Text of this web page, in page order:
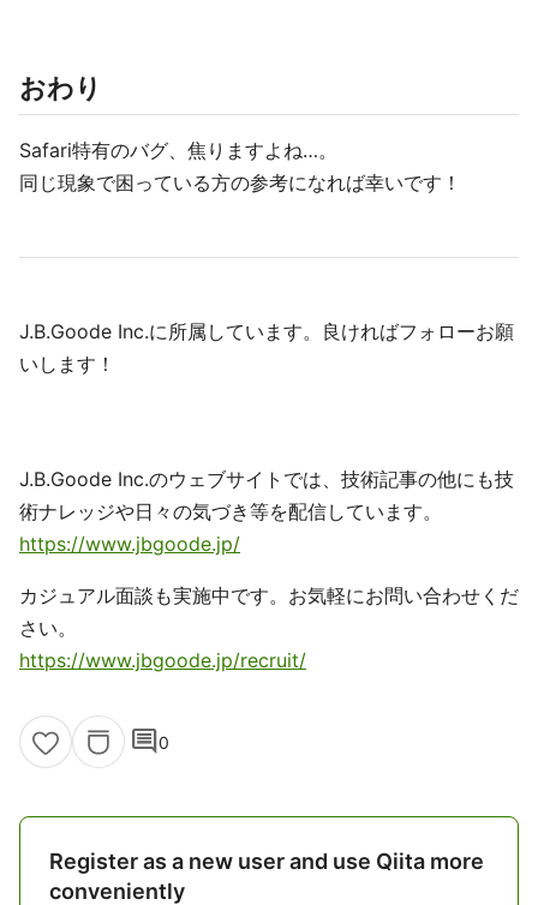
おわり
Safari特有のバグ、焦りますよね…。
同じ現象で困っている方の参考になれば幸いです！
J.B.Goode Inc.に所属しています。良ければフォローお願
いします！
J.B.Goode Inc.のウェブサイトでは、技術記事の他にも技
術ナレッジや日々の気づき等を配信しています。
https://www.jbgoode.jp/
カジュアル面談も実施中です。お気軽にお問い合わせくだ
さい。
https://www.jbgoode.jp/recruit/
comment0
Register as a new user and use Qiita more
conveniently